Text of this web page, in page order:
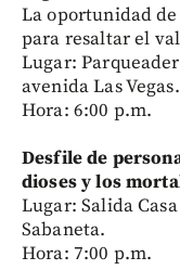
La oportunidad
para resaltar el
Lugar:
avenida Las Vegas.
Hora: 6:00 p.m.
Desfile de
dioses y los
Lugar: Salida
Sabaneta.
Hora: 7:00 p.m.